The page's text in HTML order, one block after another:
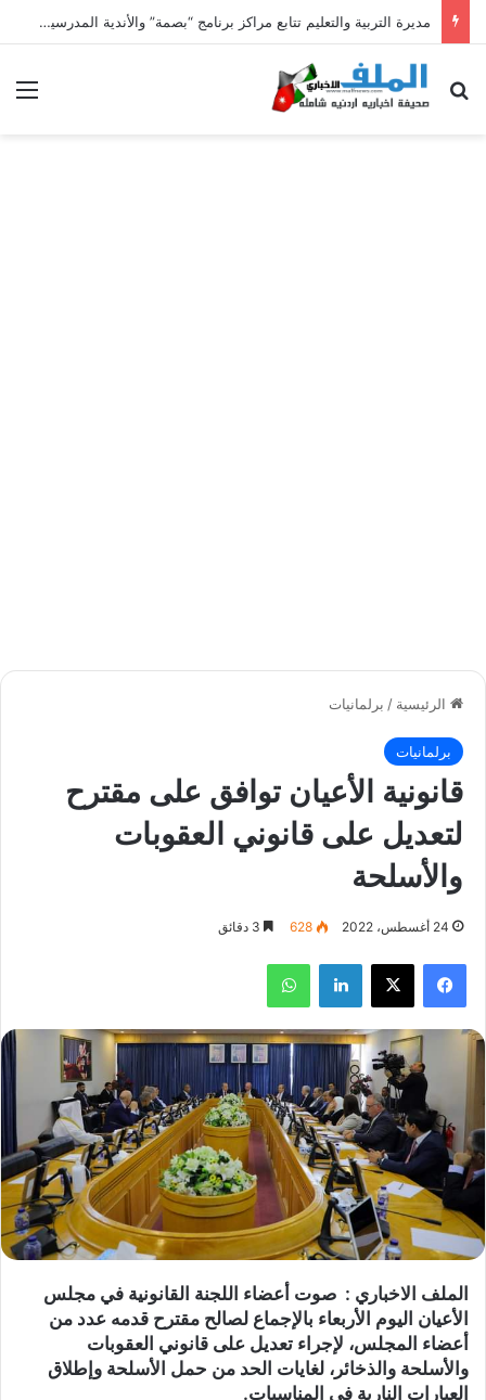
مديرة التربية والتعليم تتابع مراكز برنامج “بصمة” والأندية المدرسية الصيفية في لواء الأغوار الشمالية
بحث عن
الرئيسية / برلمانيات
برلمانيات
قانونية الأعيان توافق على مقترح
لتعديل على قانوني العقوبات
والأسلحة
24 أغسطس، 2022 628
فيسبوك لينكدإن
الملف الاخباري : صوت أعضاء اللجنة القانونية في مجلس
الأعيان اليوم الأربعاء بالإجماع لصالح مقترح قدمه عدد من
أعضاء المجلس، لإجراء تعديل على قانوني العقوبات
والأسلحة والذخائر، لغايات الحد من حمل الأسلحة وإطلاق
العيارات النارية في المناسبات.